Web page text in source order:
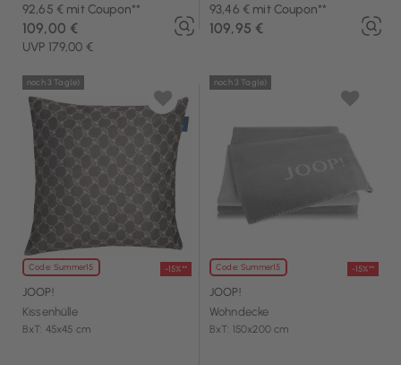
92,65 € mit Coupon**
UVP 179,00 €
109,00 €
93,46 € mit Coupon**
109,95 €
Code: Summer15 -15%**
noch 3 Tag(e)
JOOP!
Kissenhülle
BxT: 45x45 cm
Code: Summer15 -15%**
noch 3 Tag(e)
JOOP!
Wohndecke
BxT: 150x200 cm